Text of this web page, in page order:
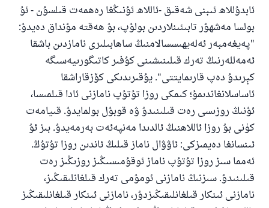
ئابدۇللاھ ئىبنى شەقىق -ئاللاھ ئۇنىڭغا رەھمەت قىلسۇن - ئۇ
بولسا مەشھۇر تابىئىنلاردىن بولۇپ، بۇ ھەقتە مۇنداق دەيدۇ:
"پەيغەمبەر ئەلەيھىسسالامنىڭ ساھابىلىرى نامازدىن باشقا
ئەمەللەرنىڭ تەرك قىلىنىشىنى كۇفىر كاتىگورىيەسىگە
كېرىدۇ دەپ قارىمايتتى". يۇقىرىدىكى كۆزقاراشقا
ئاساسلانغاندىمۇ؛ كىمكى روزا تۇتۇپ نامازنى ئادا قىلمىسا،
ئۇنىڭ روزىسى رەت قىلىنىدۇ ۋە قوبۇل بولمايدۇ. قىيامەت
كۈنى بۇ روزا ئاللاھنىڭ ئالدىدا مەنپەئەت بەرمەيدۇ. بىز ئۇ
ئىنسانغا دەيمىزكى: ئاۋۋال ناماز قىلىڭ ئاندىن روزا تۇتۇڭ.
ئەمما سىز روزا تۇتۇپ ناماز ئوقۇمىسىڭىز روزىڭىز رەت
قىلىنىدۇ. سىزنىڭ نامازنى ئومۇمى تەرك قىلغانلىقىڭىز،
نامازنى ئىنكار قىلغانلىقىڭىزدۇر، نامازنى ئىنكار قىلغانلىقىڭىز